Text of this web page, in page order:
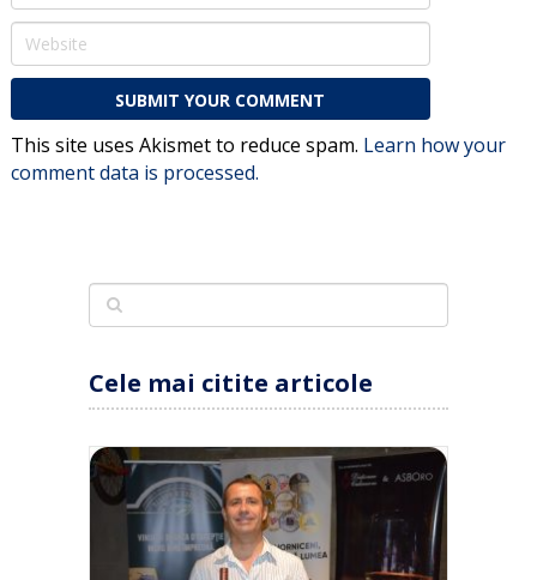
This site uses Akismet to reduce spam. Learn how your
comment data is processed.
Cele mai citite articole